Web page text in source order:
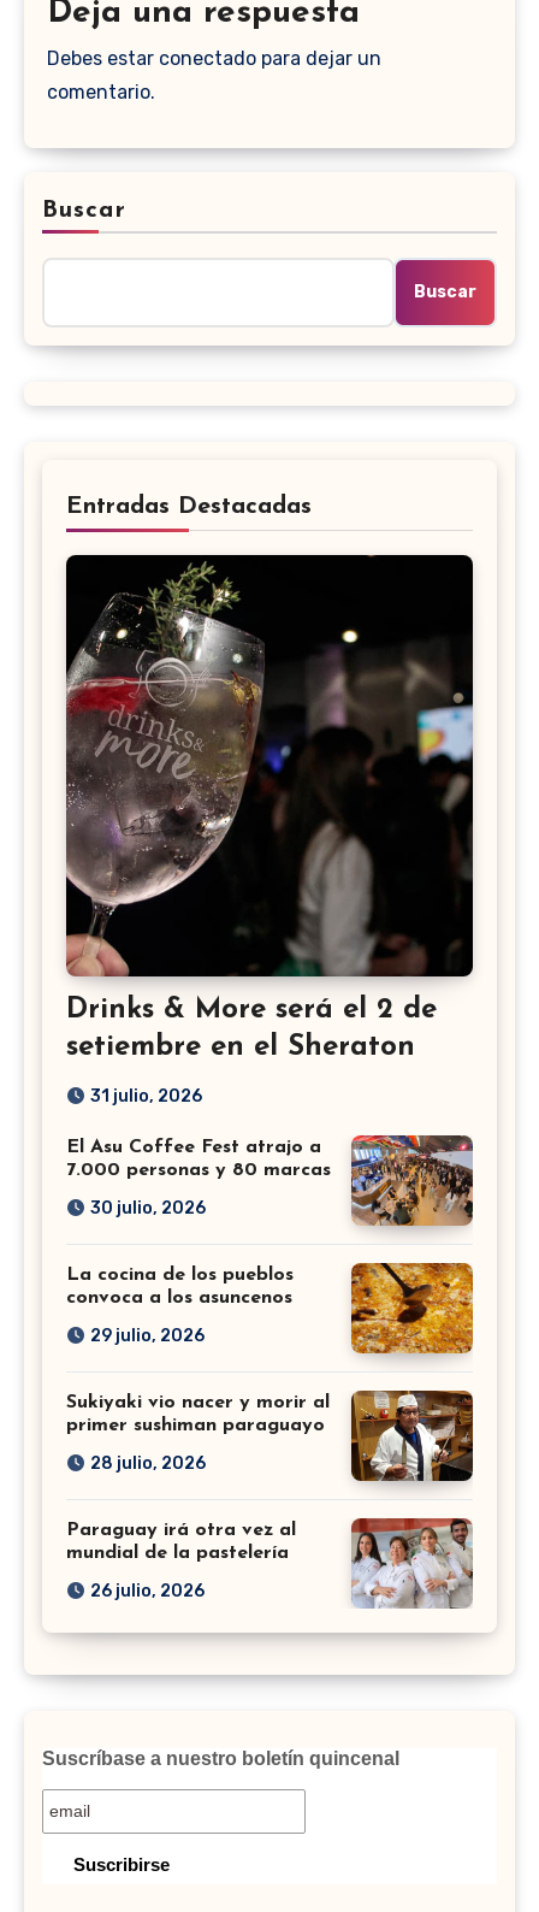
Deja una respuesta
Debes estar conectado para dejar un
comentario.
Buscar
Buscar
Entradas Destacadas
Drinks & More será el 2 de
setiembre en el Sheraton
31 julio, 2026
El Asu Coffee Fest atrajo a
7.000 personas y 80 marcas
30 julio, 2026
La cocina de los pueblos
convoca a los asuncenos
29 julio, 2026
Sukiyaki vio nacer y morir al
primer sushiman paraguayo
28 julio, 2026
Paraguay irá otra vez al
mundial de la pastelería
26 julio, 2026
Suscríbase a nuestro boletín quincenal